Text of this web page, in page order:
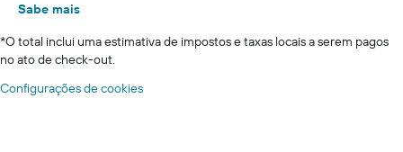
Sabe mais
*O total inclui uma estimativa de impostos e taxas locais a serem pagos
no ato de check-out.
Configurações de cookies